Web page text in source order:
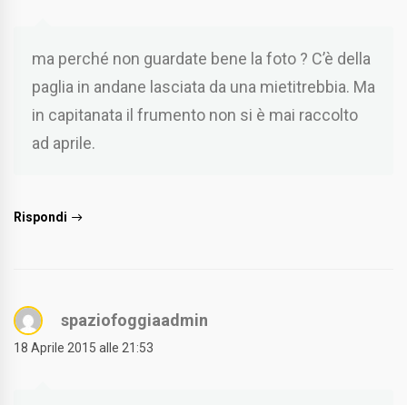
ma perché non guardate bene la foto ? C’è della
paglia in andane lasciata da una mietitrebbia. Ma
in capitanata il frumento non si è mai raccolto
ad aprile.
Rispondi
spaziofoggiaadmin
18 Aprile 2015 alle 21:53